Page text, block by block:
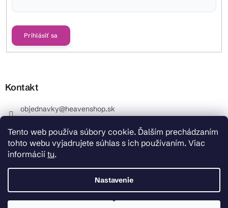
Tento web používa súbory cookie. Ďalším prechádzaním
tohto webu vyjadrujete súhlas s ich používaním. Viac
informácií tu.
Nastavenie
Prihlásiť sa
Kontakt
objednavky@heavenshop.sk
_Info objednávky : +421 914 399 399 Pracovné dni od
8.00 hod. do 12.00 . REKLAMÁCIE : +421 914 399 399
HeavenShop.sk
HeavenShop.sk